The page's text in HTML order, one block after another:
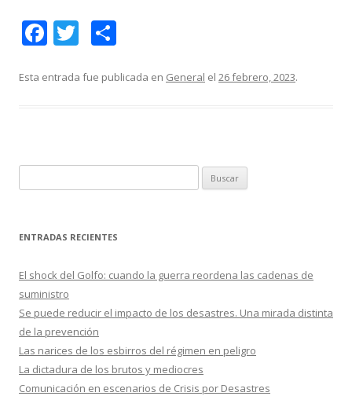
F
e
o
k
T
itt m
ti
r
Esta entrada fue publicada en General el 26 febrero, 2023.
u
c
r
ENTRADAS RECIENTES
El shock del Golfo: cuando la guerra reordena las cadenas de
suministro
Se puede reducir el impacto de los desastres. Una mirada distinta
de la prevención
Las narices de los esbirros del régimen en peligro
La dictadura de los brutos y mediocres
Comunicación en escenarios de Crisis por Desastres